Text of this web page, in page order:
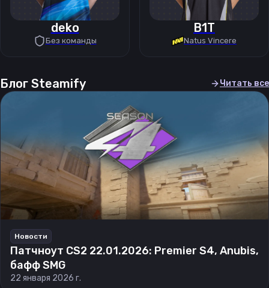
deko
Без команды
B1T
Natus Vincere
Блог Steamify Читать все
Новости
Патчноут CS2 22.01.2026: Premier S4, Anubis,
бафф SMG
22 января 2026 г.